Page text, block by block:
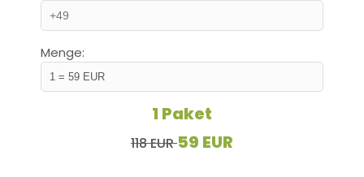
Menge:
1 Paket
118 EUR59 EUR